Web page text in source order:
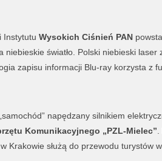
Instytutu Wysokich Ciśnień PAN
niebieskie światło. Polski niebieski
zapisu informacji Blu-ray korzysta z
napędzany silnikiem
Komunikacyjnego „PZL-Mielec”
Krakowie służą do przewodu turystów